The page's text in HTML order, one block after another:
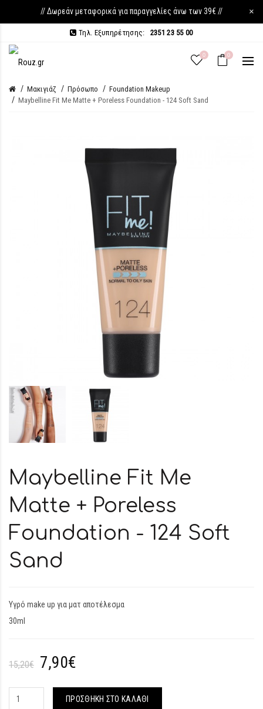
// Δωρεάν μεταφορικά για παραγγελίες άνω των 39€ // ×
Τηλ. Εξυπηρέτησης: 2351 23 55 00
0 0
Μακιγιάζ Πρόσωπο
Foundation Makeup
Maybelline Fit Me Matte + Poreless Foundation - 124 Soft Sand
Maybelline Fit Me
Matte + Poreless
Foundation - 124 Soft
Sand
Υγρό make up για ματ αποτέλεσμα
30ml
15,20€ 7,90€
ΠΡΟΣΘΉΚΗ ΣΤΟ ΚΑΛΆΘΙ